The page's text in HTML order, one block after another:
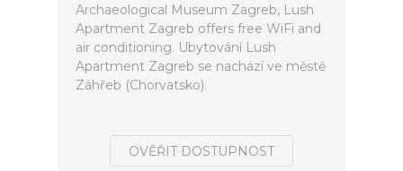
Archaeological Museum Zagreb, Lush
Apartment Zagreb offers free WiFi and
air conditioning. Ubytování Lush
Apartment Zagreb se nachází ve městě
Záhřeb (Chorvatsko).
OVĚŘIT DOSTUPNOST